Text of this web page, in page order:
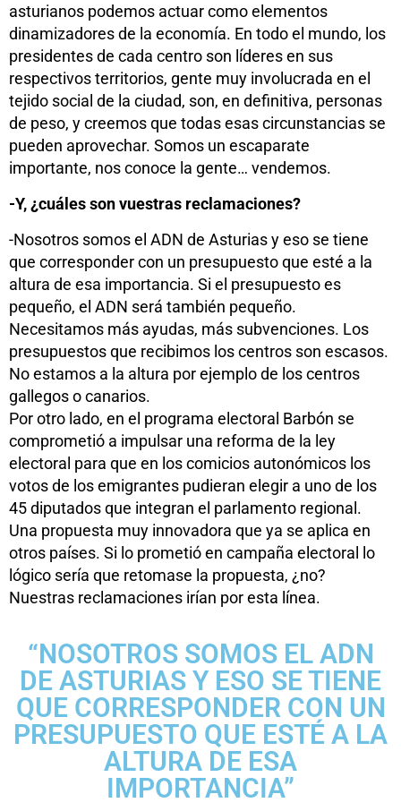
asturianos podemos actuar como elementos
dinamizadores de la economía. En todo el mundo, los
presidentes de cada centro son líderes en sus
respectivos territorios, gente muy involucrada en el
tejido social de la ciudad, son, en definitiva, personas
de peso, y creemos que todas esas circunstancias se
pueden aprovechar. Somos un escaparate
importante, nos conoce la gente… vendemos.
-Y, ¿cuáles son vuestras reclamaciones?
-Nosotros somos el ADN de Asturias y eso se tiene
que corresponder con un presupuesto que esté a la
altura de esa importancia. Si el presupuesto es
pequeño, el ADN será también pequeño.
Necesitamos más ayudas, más subvenciones. Los
presupuestos que recibimos los centros son escasos.
No estamos a la altura por ejemplo de los centros
gallegos o canarios.
Por otro lado, en el programa electoral Barbón se
comprometió a impulsar una reforma de la ley
electoral para que en los comicios autonómicos los
votos de los emigrantes pudieran elegir a uno de los
45 diputados que integran el parlamento regional.
Una propuesta muy innovadora que ya se aplica en
otros países. Si lo prometió en campaña electoral lo
lógico sería que retomase la propuesta, ¿no?
Nuestras reclamaciones irían por esta línea.
“NOSOTROS SOMOS EL ADN
DE ASTURIAS Y ESO SE TIENE
QUE CORRESPONDER CON UN
PRESUPUESTO QUE ESTÉ A LA
ALTURA DE ESA
IMPORTANCIA”